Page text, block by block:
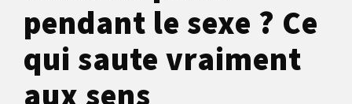
pendant le sexe ? Ce
qui saute vraiment